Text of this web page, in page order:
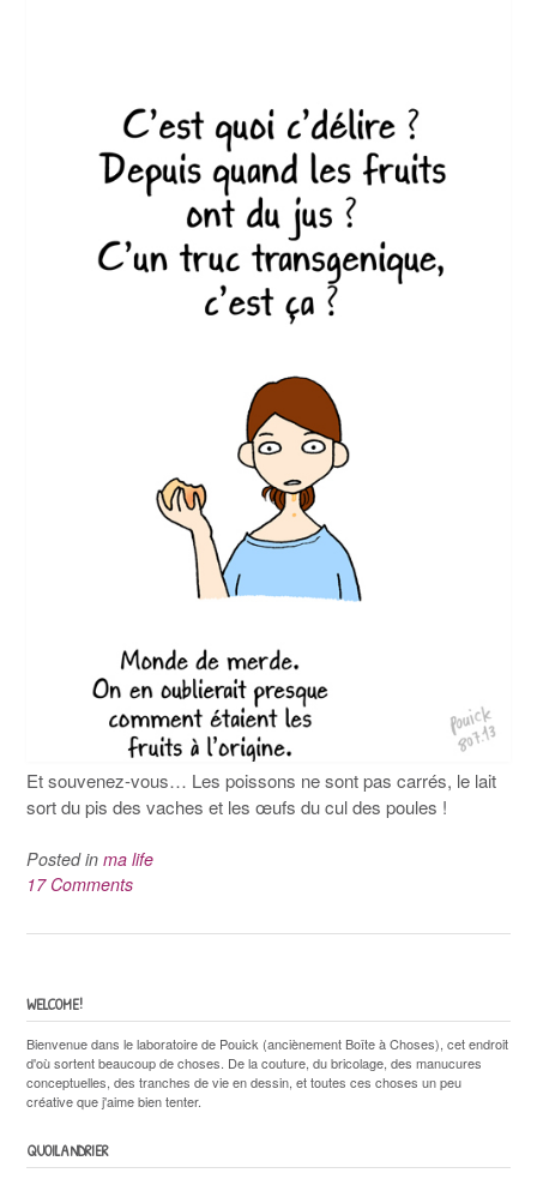
Et souvenez-vous… Les poissons ne sont pas carrés, le lait
sort du pis des vaches et les œufs du cul des poules !
Posted in ma life
17 Comments
WELCOME!
Bienvenue dans le laboratoire de Pouick (anciènement Boîte à Choses), cet endroit
d'où sortent beaucoup de choses. De la couture, du bricolage, des manucures
conceptuelles, des tranches de vie en dessin, et toutes ces choses un peu
créative que j'aime bien tenter.
QUOILANDRIER